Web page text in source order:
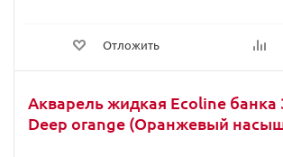
Отложить
Акварель жидкая Ecoline
Deep orange (Оранжевый